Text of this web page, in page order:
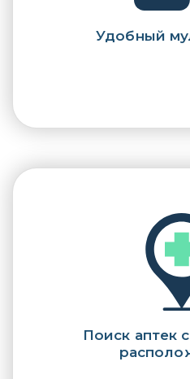
Удобный
Поиск аптек